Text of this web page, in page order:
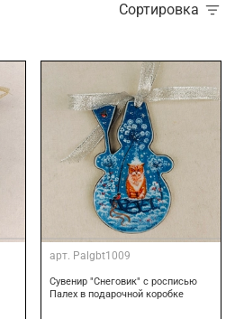
Сортировка
арт. Palgbt1009
Сувенир "Снеговик" с росписью
Палех в подарочной коробке